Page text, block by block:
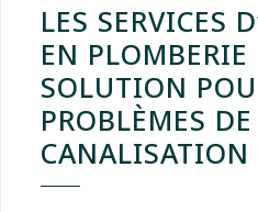
LES SERVICES
EN PLOMBERIE
SOLUTION
PROBLÈMES DE
CANALISATION